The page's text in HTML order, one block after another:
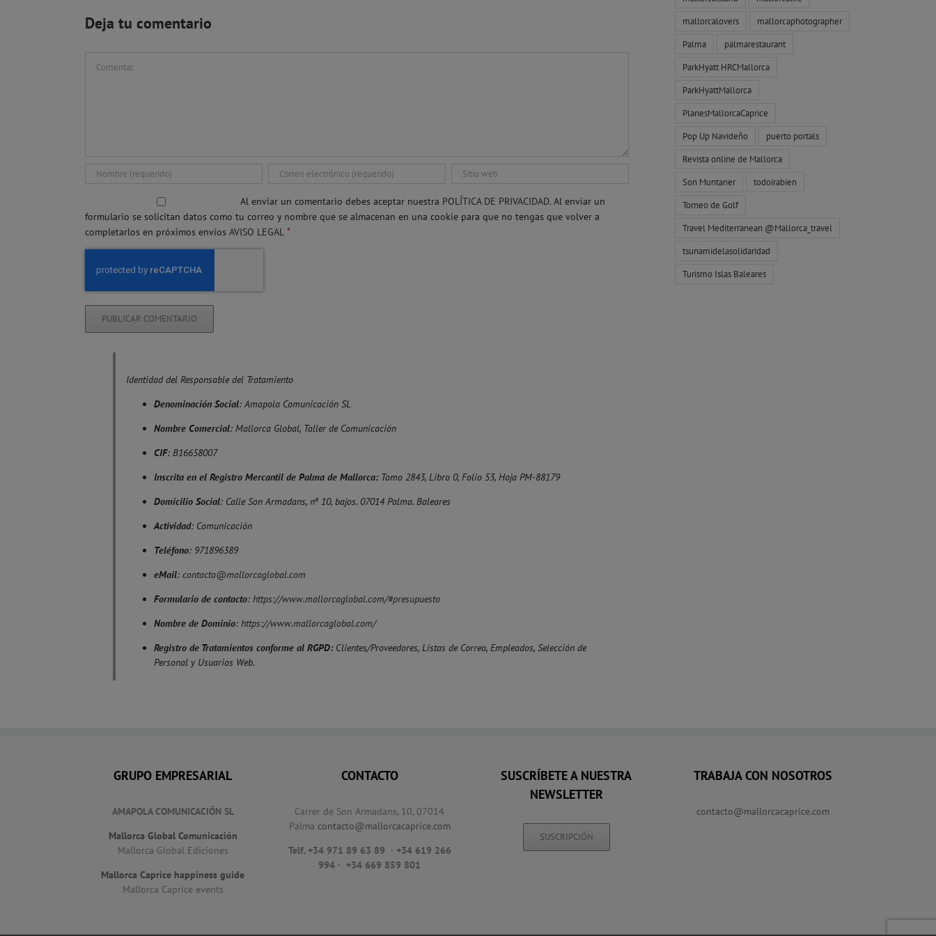
Deja tu comentario
Al enviar un comentario debes aceptar nuestra POLÍTICA DE PRIVACIDAD.Al enviar un
formulario se solicitan datos como tu correo y nombre que se almacenan en una cookie para que no tengas que volver a
completarlos en próximos envíos AVISO LEGAL *
Identidad del Responsable del Tratamiento
Denominación Social: Amapola Comunicación SL
Nombre Comercial: Mallorca Global, Taller de Comunicación
CIF: B16658007
Inscrita en el Registro Mercantil de Palma de Mallorca: Tomo 2843, Libro 0, Folio 53, Hoja PM-88179
Domicilio Social: Calle Son Armadans, nº 10, bajos. 07014 Palma. Baleares
Actividad: Comunicación
Teléfono: 971896389
eMail: contacto@mallorcaglobal.com
Formulario de contacto: https://www.mallorcaglobal.com/#presupuesto
Nombre de Dominio: https://www.mallorcaglobal.com/
Registro de Tratamientos conforme al RGPD:Clientes/Proveedores, Listas de Correo, Empleados, Selección de
Personal y Usuarios Web.
mallorcalovers mallorcaphotographer
Palma palmarestaurant
ParkHyatt HRCMallorca
ParkHyattMallorca
PlanesMallorcaCaprice
Pop Up Navideño puerto portals
Revista online de Mallorca
Son Muntaner todoirabien
Torneo de Golf
Travel Mediterranean @Mallorca_travel
tsunamidelasolidaridad
Turismo Islas Baleares
GRUPO EMPRESARIAL
AMAPOLA COMUNICACIÓN SL
Mallorca Global Comunicación
Mallorca Global Ediciones
Mallorca Caprice happiness guide
Mallorca Caprice events
CONTACTO
Carrer de Son Armadans, 10, 07014
Palma contacto@mallorcacaprice.com
Telf. +34 971 89 63 89 · +34 619 266
994 · +34 669 859 801
SUSCRÍBETE A NUESTRA
NEWSLETTER
SUSCRIPCIÓN
TRABAJA CON NOSOTROS
contacto@mallorcacaprice.com